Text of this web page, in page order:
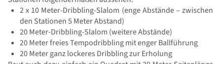
2 x 10 Meter-Dribbling-Slalom (enge Abstände – zwischen
den Stationen 5 Meter Abstand)
20 Meter-Dribbling-Slalom (weitere Abstände)
20 Meter freies Tempodribbling mit enger Ballführung
20 Meter ganz lockeres Dribbling zur Erholung